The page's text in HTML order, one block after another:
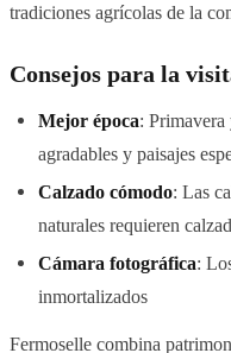
tradiciones agrícolas de la
Consejos para la
Mejor época:
agradables y paisajes
Calzado cómodo: Las
naturales requieren
Cámara fotográfica:
inmortalizados
Fermoselle combina